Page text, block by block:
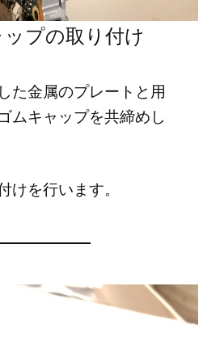
ップの取り付け
た金属のプレートと用
ムキャップを共締めし
けを行います。